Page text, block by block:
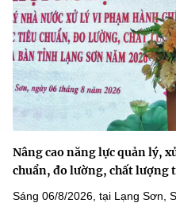
Nâng cao năng lực quản lý,
chuẩn, đo lường, chất lượng
Sáng 06/8/2026, tại Lạng Sơn,